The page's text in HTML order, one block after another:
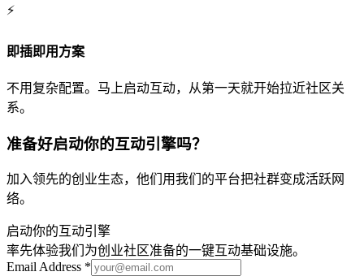
⚡
即插即用方案
不用复杂配置。马上启动互动，从第一天就开始拉近社区关
系。
准备好启动你的互动引擎吗？
加入领先的创业生态，他们用我们的平台把社群变成活跃网
络。
启动你的互动引擎
率先体验我们为创业社区准备的一键互动基础设施。
Email Address *